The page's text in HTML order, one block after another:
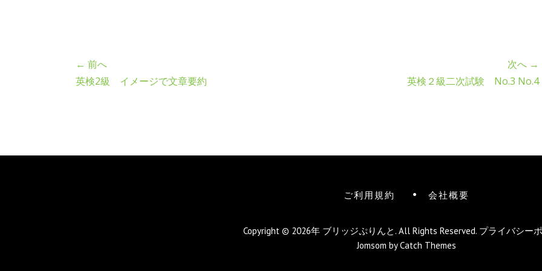
← 前へ
英検2級 イメージで文章要約
次へ →
英検２級二次試験 No.3 No.4
ご利用規約 会社概要
Copyright © 2026年 ブリッジぷりんと. All Rights Reserved. プライバシー
Jomsom byCatch Themes